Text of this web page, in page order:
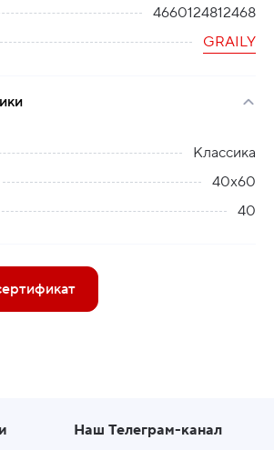
4660124812468
GRAILY
Классика
40х60
40
Наш Телеграм-канал